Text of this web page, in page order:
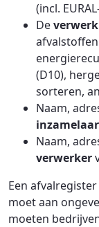
(incl.
De
(D10),
sorteren,
Naam,
inzamelaar
Naam,
verwerker
Een
moet aan
moeten